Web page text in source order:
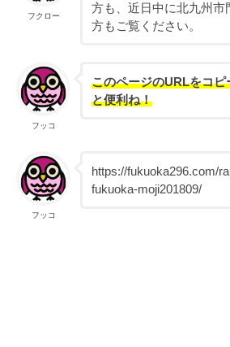
フクロー
方も、近日中に北九州市
方もご覧ください。
フッコ
このページのURLをコ
と便利ね！
フッコ
https://fukuoka296.com/
fukuoka-moji201809/